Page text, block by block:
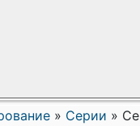
» Серии »